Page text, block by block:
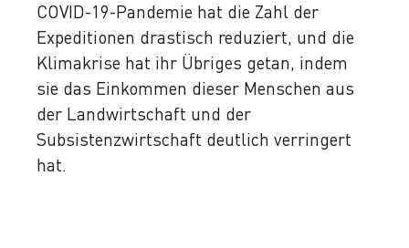
COVID-19-Pandemie hat die Zahl der
Expeditionen drastisch reduziert, und die
Klimakrise hat ihr Übriges getan, indem
sie das Einkommen dieser Menschen aus
der Landwirtschaft und der
Subsistenzwirtschaft deutlich verringert
hat.